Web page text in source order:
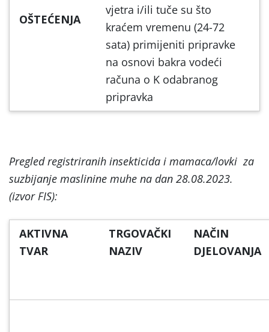
OŠTEĆENJA
vjetra i/ili tuče su što
kraćem vremenu (24-72
sata) primijeniti pripravke
na osnovi bakra vodeći
računa o K odabranog
pripravka
Pregled registriranih insekticida i mamaca/lovki za
suzbijanje maslinine muhe na dan 28.08.2023.
(izvor FIS):
AKTIVNA
TVAR
TRGOVAČKI
NAZIV
NAČIN
DJELOVANJA